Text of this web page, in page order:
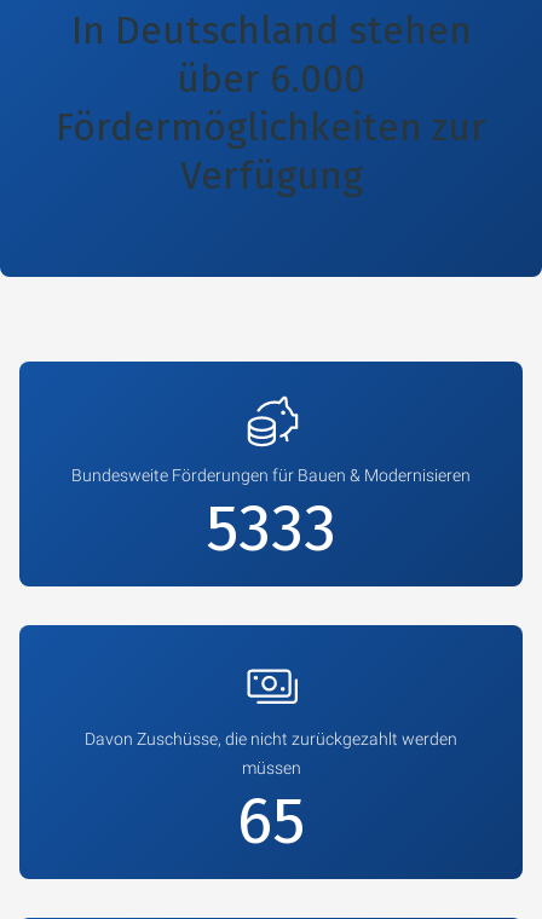
In Deutschland stehen
über 6.000
Fördermöglichkeiten zur
Verfügung
5760
Bundesweite Förderungen für Bauen & Modernisieren
74
Davon Zuschüsse, die nicht zurückgezahlt werden
müssen